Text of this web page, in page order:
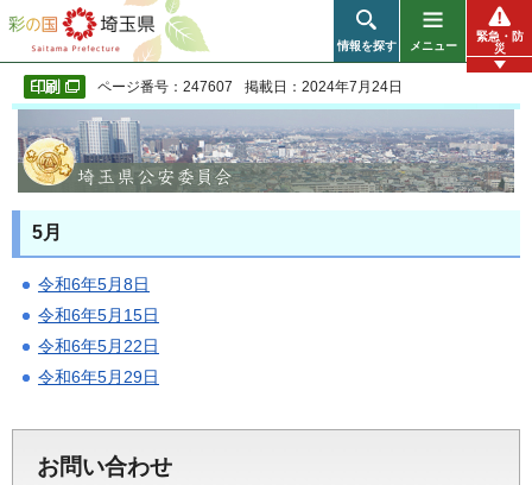
彩の国 埼玉県
情報を探す メニュー
緊急・防
災
ページ番号：247607 掲載日：2024年7月24日
5月
令和6年5月8日
令和6年5月15日
令和6年5月22日
令和6年5月29日
お問い合わせ